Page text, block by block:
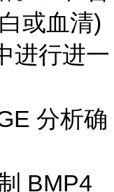
或血清)
进行进一
分析确
BMP4